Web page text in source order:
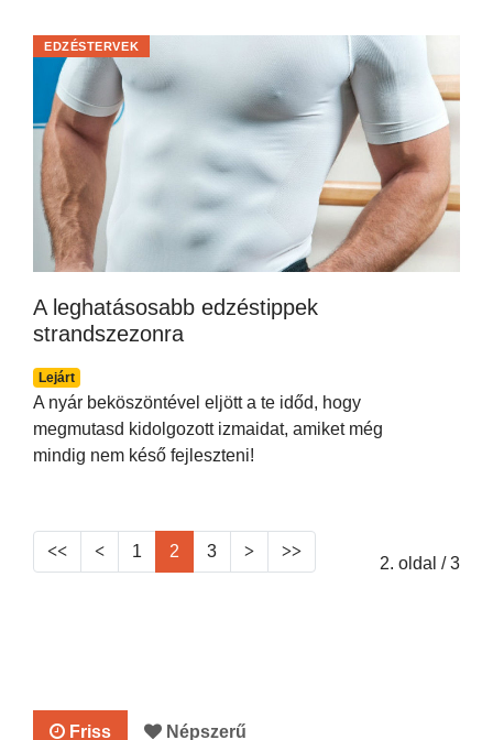
A leghatásosabb edzéstippek
strandszezonra
Lejárt
EDZÉSTERVEK
A nyár beköszöntével eljött a te időd, hogy
megmutasd kidolgozott izmaidat, amiket még
mindig nem késő fejleszteni!
1 2 3
2. oldal / 3
Friss Népszerű